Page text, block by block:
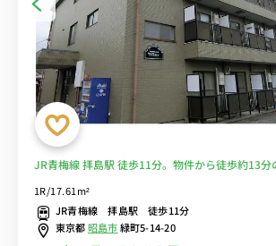
JR青梅線 拝島駅 徒歩11分。物件から徒歩約13分
中！
1R/17.61m²
JR青梅線 拝島駅 徒歩11分
東京都昭島市緑町5-14-20